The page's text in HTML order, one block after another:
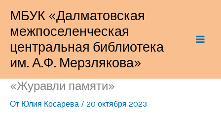
содержимому
МБУК «Далматовская
межпоселенческая
центральная библиотека
им. А.Ф. Мерзлякова»
«Журавли памяти»
От Юлия Косарева / 20 октября 2023